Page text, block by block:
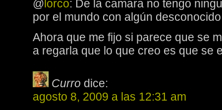
@ lorco: De la camara no tengo
por el mundo con algún
Ahora que me fijo si parece que se
a regarla que lo que creo es que se
Curro dice:
agosto 8, 2009 a las 12:31 am